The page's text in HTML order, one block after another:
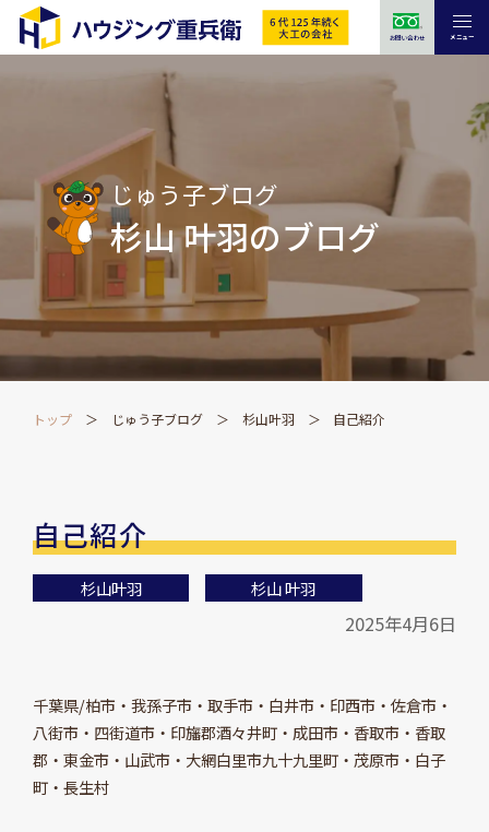
お問い合わせ メニュー
じゅう子ブログ
杉山 叶羽のブログ
トップ じゅう子ブログ 杉山叶羽 自己紹介
自己紹介
杉山叶羽 杉山 叶羽
2025年4月6日
千葉県/柏市・我孫子市・取手市・白井市・印西市・佐倉市・
八街市・四街道市・印旛郡酒々井町・成田市・香取市・香取
郡・東金市・山武市・大網白里市九十九里町・茂原市・白子
町・長生村